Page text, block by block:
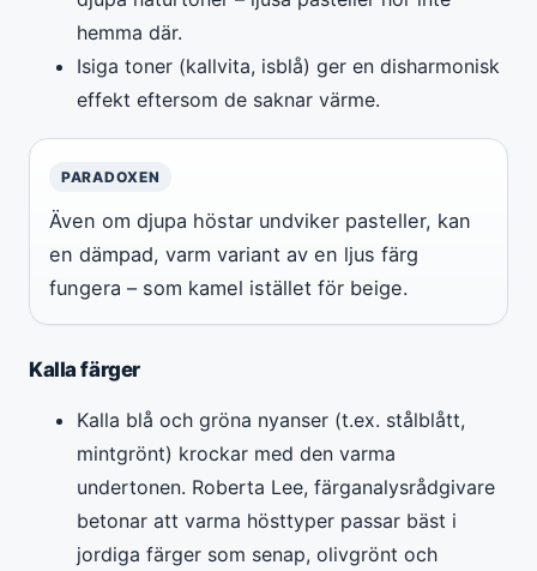
hemma där.
Isiga toner (kallvita, isblå) ger en disharmonisk
effekt eftersom de saknar värme.
PARADOXEN
Även om djupa höstar undviker pasteller, kan
en dämpad, varm variant av en ljus färg
fungera – som kamel istället för beige.
Kalla färger
Kalla blå och gröna nyanser (t.ex. stålblått,
mintgrönt) krockar med den varma
undertonen. Roberta Lee, färganalysrådgivare
betonar att varma hösttyper passar bäst i
jordiga färger som senap, olivgrönt och